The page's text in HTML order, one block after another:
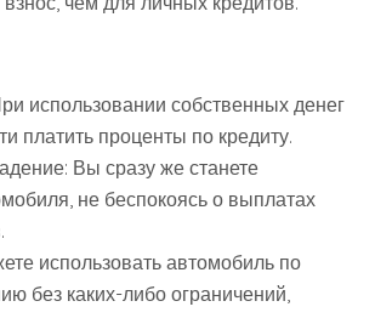
использовании собственных денег
платить проценты по кредиту.
Вы сразу же станете
не беспокоясь о выплатах
использовать автомобиль по
без каких-либо ограничений,